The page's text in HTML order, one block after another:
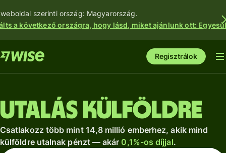
szerinti ország: Magyarország.
a következő országra, hogy lásd, miket ajánlunk ott:
Regisztrálok
Utalás külföldre
Csatlakozz több mint 14,8 millió emberhez, akik mind
külföldre utalnak pénzt — akár 0,1%-os díjjal.